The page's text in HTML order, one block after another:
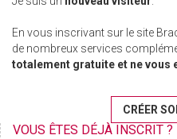
En vous inscrivant sur le site
de nombreux services
totalement gratuite et ne vous
CRÉER
VOUS ÊTES DÉJÀ INSCRIT ?